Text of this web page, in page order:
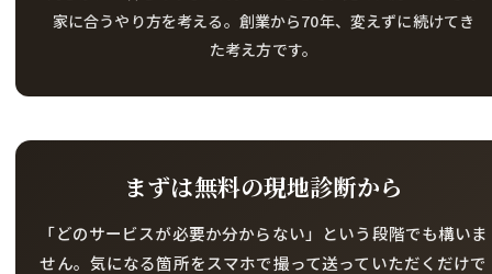
家に合うやり方を考える。創業から70年、変えずに続けてき
た考え方です。
まずは無料の現地診断から
「どのサービスが必要か分からない」という段階でも構いま
せん。気になる箇所をスマホで撮って送っていただくだけで